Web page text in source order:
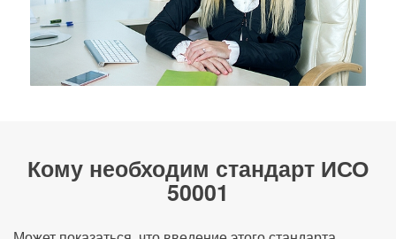
Кому необходим стандарт ИСО
50001